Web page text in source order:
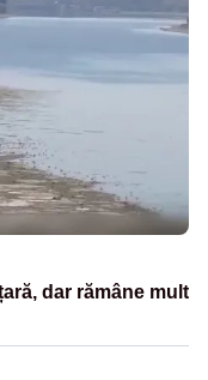
dar rămâne mult